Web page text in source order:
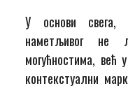
У основи свега,
наметљивог не
могућностима, већ
контекстуални